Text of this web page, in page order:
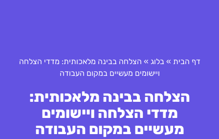
דף הבית »בלוג » הצלחה בבינה מלאכותית: מדדי הצלחה
ויישומים מעשיים במקום העבודה
הצלחה בבינה מלאכותית:
מדדי הצלחה ויישומים
מעשיים במקום העבודה